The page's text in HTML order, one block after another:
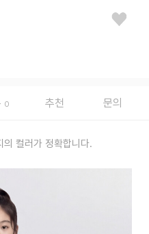
0 추천 문의
컬러가 정확합니다.